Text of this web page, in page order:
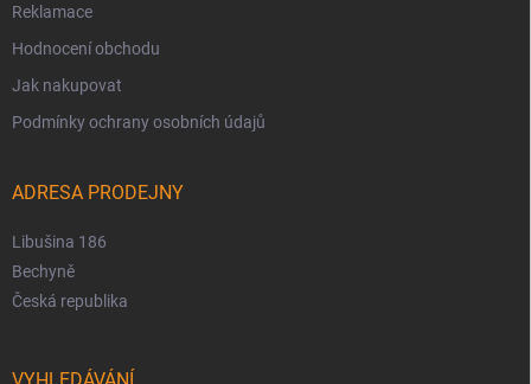
Reklamace
Hodnocení obchodu
Jak nakupovat
Podmínky ochrany osobních údajů
ADRESA PRODEJNY
Libušina 186
Bechyně
Česká republika